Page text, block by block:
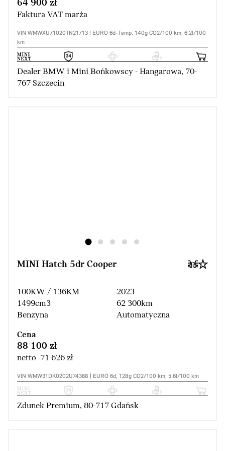
64 900 zł
Faktura VAT marża
VIN WMWXU71020TN21713 | EURO 6d-Temp, 140g CO2/100 km, 6.2l/100
km
Dealer BMW i Mini Bońkowscy - Hangarowa, 70-
767 Szczecin
MINI Hatch 5dr Cooper
100KW / 136KM
1499cm3
Benzyna
2023
62 300km
Automatyczna
Cena
88 100 zł
netto 71 626 zł
VIN WMW31DK0202U74368 | EURO 6d, 128g CO2/100 km, 5.6l/100 km
Zdunek Premium, 80-717 Gdańsk